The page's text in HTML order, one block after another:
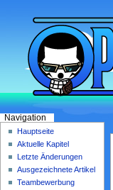
Navigation
Hauptseite
Aktuelle Kapitel
Letzte Änderungen
Ausgezeichnete Artikel
Teambewerbung